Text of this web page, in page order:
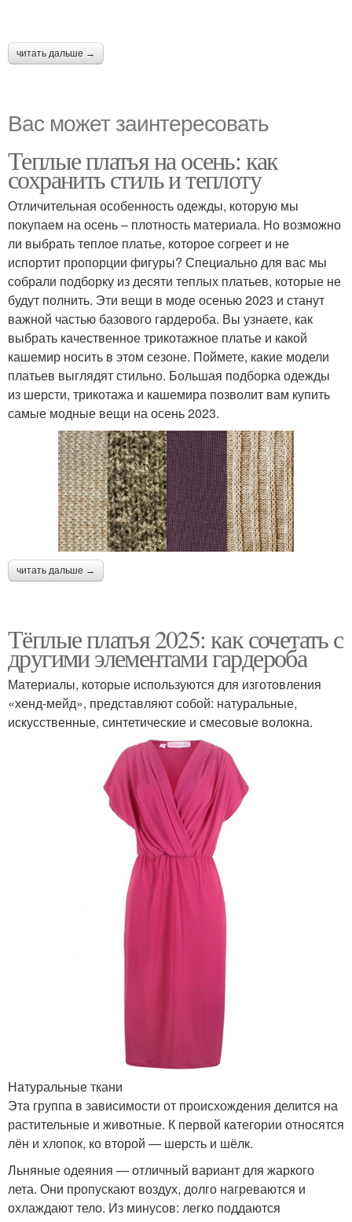
читать дальше →
Вас может заинтересовать
Теплые платья на осень: как
сохранить стиль и теплоту
Отличительная особенность одежды, которую мы
покупаем на осень – плотность материала. Но возможно
ли выбрать теплое платье, которое согреет и не
испортит пропорции фигуры? Специально для вас мы
собрали подборку из десяти теплых платьев, которые не
будут полнить. Эти вещи в моде осенью 2023 и станут
важной частью базового гардероба. Вы узнаете, как
выбрать качественное трикотажное платье и какой
кашемир носить в этом сезоне. Поймете, какие модели
платьев выглядят стильно. Большая подборка одежды
из шерсти, трикотажа и кашемира позволит вам купить
самые модные вещи на осень 2023.
читать дальше →
Тёплые платья 2025: как сочетать с
другими элементами гардероба
Материалы, которые используются для изготовления
«хенд-мейд», представляют собой: натуральные,
искусственные, синтетические и смесовые волокна.
Натуральные ткани
Эта группа в зависимости от происхождения делится на
растительные и животные. К первой категории относятся
лён и хлопок, ко второй — шерсть и шёлк.
Льняные одеяния — отличный вариант для жаркого
лета. Они пропускают воздух, долго нагреваются и
охлаждают тело. Из минусов: легко поддаются